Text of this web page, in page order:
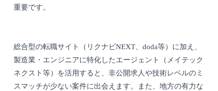
重要です。
総合型の転職サイト（リクナビNEXT、doda等）に加え、
製造業・エンジニアに特化したエージェント（メイテック
ネクスト等）を活用すると、非公開求人や技術レベルのミ
スマッチが少ない案件に出会えます。また、地方の有力な